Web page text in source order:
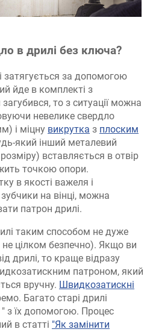
в дрилі без ключа?
затягується за допомогою
йде в комплекті з
то з ситуації можна
невелике свердло
і міцну викрутка з плоским
який інший металевий
вставляється в отвір
точкою опори.
в якості важеля і
на вінці, можна
патрон дрилі.
таким способом не дуже
не цілком безпечно). Якщо ви
дрилі, то краще відразу
патроном, який
вручну. Швидкозатискні
Багато старі дрилі
з їх допомогою. Процес
в статті "Як замінити